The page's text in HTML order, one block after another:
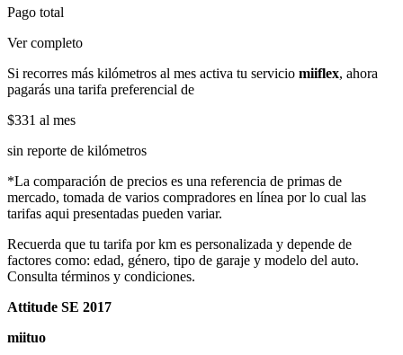
Pago total
Ver completo
Si recorres más kilómetros al mes activa tu servicio miiflex, ahora
pagarás una tarifa preferencial de
$331 al mes
sin reporte de kilómetros
*La comparación de precios es una referencia de primas de
mercado, tomada de varios compradores en línea por lo cual las
tarifas aqui presentadas pueden variar.
Recuerda que tu tarifa por km es personalizada y depende de
factores como: edad, género, tipo de garaje y modelo del auto.
Consulta términos y condiciones.
Attitude SE 2017
miituo